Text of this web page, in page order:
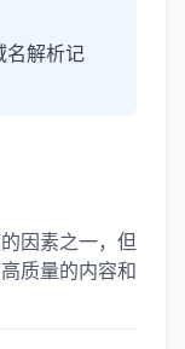
名解析记
因素之一，但
质量的内容和